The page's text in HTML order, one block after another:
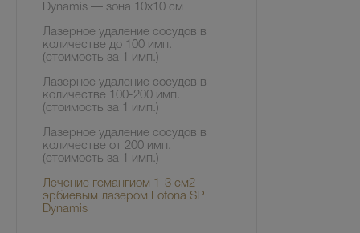
Dynamis — зона 10х10 см
Лазерное удаление сосудов в
количестве до 100 имп.
(стоимость за 1 имп.)
Лазерное удаление сосудов в
количестве 100-200 имп.
(стоимость за 1 имп.)
Лазерное удаление сосудов в
количестве от 200 имп.
(стоимость за 1 имп.)
Лечение гемангиом 1-3 см2
эрбиевым лазером Fotona SP
Dynamis